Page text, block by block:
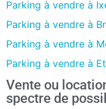
Parking à vendre à
Parking à vendre à
Parking à vendre à
Parking à vendre à
Vente ou
spectre de